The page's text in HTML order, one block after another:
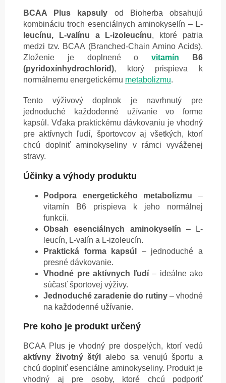
BCAA Plus kapsuly od Bioherba obsahujú
kombináciu troch esenciálnych aminokyselín – L-
leucínu, L-valínu a L-izoleucínu, ktoré patria
medzi tzv. BCAA (Branched-Chain Amino Acids).
Zloženie je doplnené ovitamín B6
(pyridoxínhydrochlorid), ktorý prispieva k
normálnemu energetickému metabolizmu.
Tento výživový doplnok je navrhnutý pre
jednoduché každodenné užívanie vo forme
kapsúl. Vďaka praktickému dávkovaniu je vhodný
pre aktívnych ľudí, športovcov aj všetkých, ktorí
chcú doplniť aminokyseliny v rámci vyváženej
stravy.
Účinky a výhody produktu
Podpora energetického metabolizmu –
vitamín B6 prispieva k jeho normálnej
funkcii.
Obsah esenciálnych aminokyselín – L-
leucín, L-valín a L-izoleucín.
Praktická forma kapsúl
– jednoduché a
presné dávkovanie.
Vhodné pre aktívnych ľudí– ideálne ako
súčasť športovej výživy.
Jednoduché zaradenie do rutiny – vhodné
na každodenné užívanie.
Pre koho je produkt určený
BCAA Plus je vhodný pre dospelých, ktorí vedú
aktívny životný štýl
alebo sa venujú športu a
chcú doplniť esenciálne aminokyseliny. Produkt je
vhodný aj pre osoby, ktoré chcú podporiť